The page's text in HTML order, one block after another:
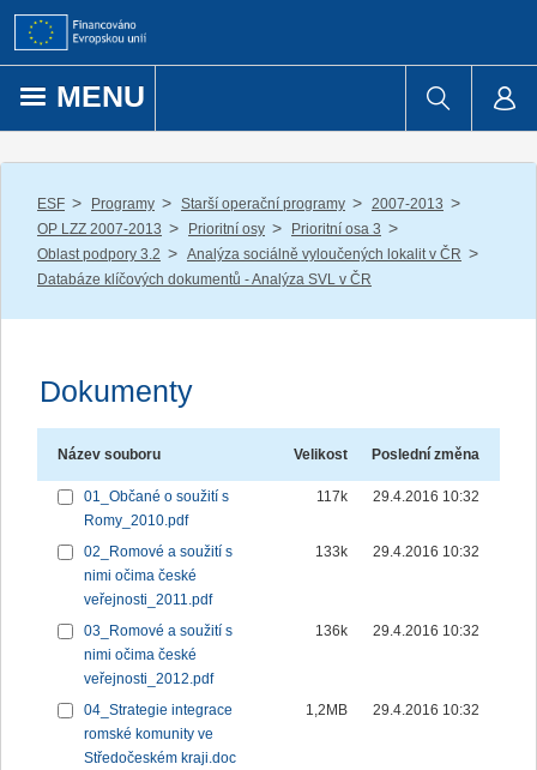
Přejít k obsahu
MENU
ESF / Programy / Starší operační programy / 2007-2013 /
OP LZZ 2007-2013 / Prioritní osy / Prioritní osa 3 /
Oblast podpory 3.2 / Analýza sociálně vyloučených lokalit v ČR /
Databáze klíčových dokumentů - Analýza SVL v ČR
Dokumenty
Název souboru Velikost Poslední změna
01_Občané o soužití s
Romy_2010.pdf
117k 29.4.2016 10:32
02_Romové a soužití s
nimi očima české
veřejnosti_2011.pdf
133k 29.4.2016 10:32
03_Romové a soužití s
nimi očima české
veřejnosti_2012.pdf
136k 29.4.2016 10:32
04_Strategie integrace
romské komunity ve
Středočeském kraji.doc
1,2MB 29.4.2016 10:32